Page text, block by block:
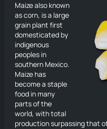
Maize also known
as corn, is a large
grain plant first
domesticated by
indigenous
peoples in
southern Mexico.
Maize has
become a staple
food in many
parts of the
world, with total
production surpassing that